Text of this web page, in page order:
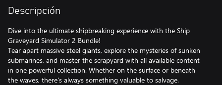
Descripción
Dive into the ultimate shipbreaking experience with the Ship
Graveyard Simulator 2 Bundle!
Tear apart massive steel giants, explore the mysteries of sunken
submarines, and master the scrapyard with all available content
in one powerful collection. Whether on the surface or beneath
the waves, there's always something valuable to salvage.